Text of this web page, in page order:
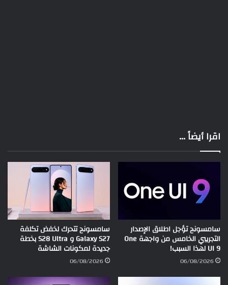
اقرا أيضاً ...
سامسونج تؤجل اطلاق الإصدار
التجريبي الخامس من واجهة One
UI 9 لهذا السبب!
06/08/2026
سامسونج تتحرك لخفض تكلفة
Galaxy S27 و S28 Ultra بخطة
جديدة لمكونات الشاشة
06/08/2026